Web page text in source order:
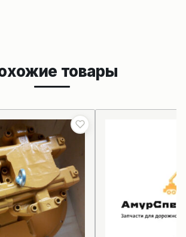
товары